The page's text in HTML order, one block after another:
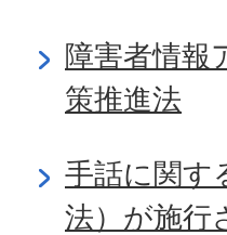
障害者情報
策推進法
手話に関す
法）が施行